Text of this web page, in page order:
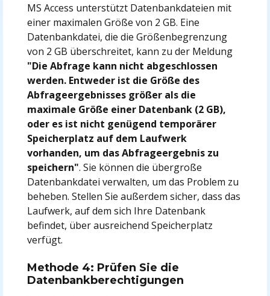
MS Access unterstützt Datenbankdateien mit
einer maximalen Größe von 2 GB. Eine
Datenbankdatei, die die Größenbegrenzung
von 2 GB überschreitet, kann zu der Meldung
"Die Abfrage kann nicht abgeschlossen
werden. Entweder ist die Größe des
Abfrageergebnisses größer als die
maximale Größe einer Datenbank (2 GB),
oder es ist nicht genügend temporärer
Speicherplatz auf dem Laufwerk
vorhanden, um das Abfrageergebnis zu
speichern". Sie können die übergroße
Datenbankdatei verwalten, um das Problem zu
beheben. Stellen Sie außerdem sicher, dass das
Laufwerk, auf dem sich Ihre Datenbank
befindet, über ausreichend Speicherplatz
verfügt.
Methode 4: Prüfen Sie die
Datenbankberechtigungen